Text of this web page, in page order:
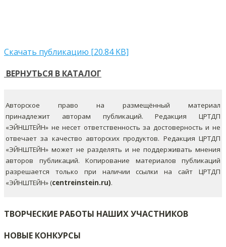
Скачать публикацию [20.84 KB]
ВЕРНУТЬСЯ В КАТАЛОГ
Авторское право на размещённый материал
принадлежит авторам публикаций. Редакция ЦРТДП
«ЭЙНШТЕЙН» не несет ответственность за достоверность и не
отвечает за качество авторских продуктов. Редакция ЦРТДП
«ЭЙНШТЕЙН» может не разделять и не поддерживать мнения
авторов публикаций. Копирование материалов публикаций
разрешается только при наличии ссылки на сайт ЦРТДП
«ЭЙНШТЕЙН» (centreinstein.ru).
ТВОРЧЕСКИЕ РАБОТЫ НАШИХ УЧАСТНИКОВ
НОВЫЕ КОНКУРСЫ